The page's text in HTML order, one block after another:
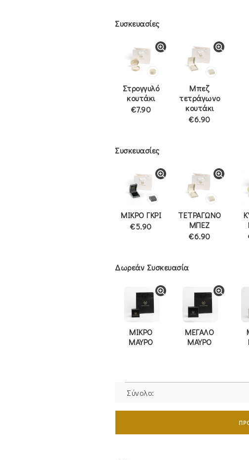
Συσκευασίες
Στρογγυλό
κουτάκι
€7.90
Μπεζ
τετράγωνο
κουτάκι
€6.90
Συσκευασίες
ΜΙΚΡΟ ΓΚΡΙ
€5.90
ΤΕΤΡΑΓΩΝΟ
ΜΠΕΖ
€6.90
Δωρεάν Συσκευασία
ΜΙΚΡΟ
ΜΑΥΡΟ
ΜΕΓΑΛΟ
ΜΑΥΡΟ
Σύνολο:
VOGUE
Ασημένιο